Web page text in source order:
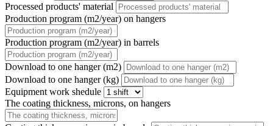
Processed products' material
Production program (m2/year) on hangers
Production program (m2/year) in barrels
Download to one hanger (m2)
Download to one hanger (kg)
Equipment work shedule
The coating thickness, microns, on hangers